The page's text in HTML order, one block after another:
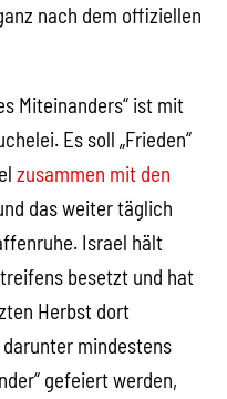
nach dem offiziellen
Miteinanders“ ist mit
Es soll „Frieden“
zusammen mit den
das weiter täglich
Israel hält
besetzt und hat
Herbst dort
mindestens
gefeiert werden,